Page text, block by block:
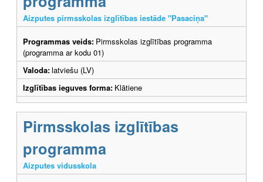
Aizputes pirmsskolas izglītības iestāde "Pasaciņa"
Programmas veids: Pirmsskolas izglītības programma
(programma ar kodu 01)
Valoda:latviešu (LV)
Izglītības ieguves forma: Klātiene
Pirmsskolas izglītības
programma
Aizputes vidusskola